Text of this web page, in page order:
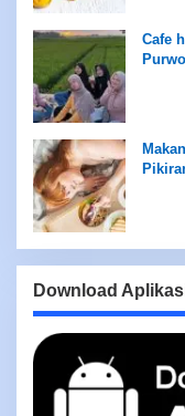
Cafe
Download